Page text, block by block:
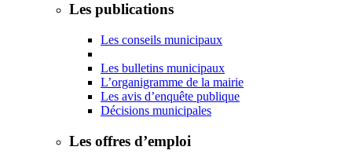
Les publications
Les conseils municipaux
Les bulletins municipaux
L’organigramme de la mairie
Les avis d’enquête publique
Décisions municipales
Les offres d’emploi